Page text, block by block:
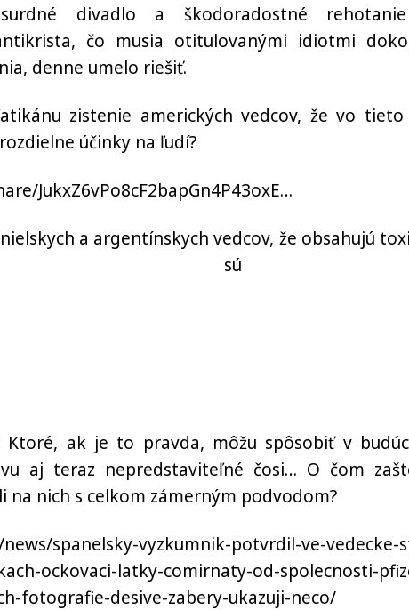
divadlo a škodoradostné
čo musia otitulovanými idiotmi
denne umelo riešiť.
zistenie amerických vedcov, že vo
účinky na ľudí?
JukxZ6vPo8cF2bapGn4P43oxE…
a argentínskych vedcov, že obsahujú
sú
Ktoré, ak je to pravda, môžu spôsobiť v
aj teraz nepredstaviteľné čosi… O čom
na nich s celkom zámerným podvodom?
spanelsky-vyzkumnik-potvrdil-ve-
ockovaci-latky-comirnaty-od-spolecnosti-
fotografie-desive-zabery-ukazuji-neco/